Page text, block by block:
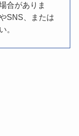
合がありま
SNS、または
。